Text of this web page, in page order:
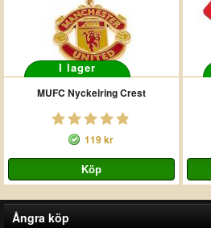
I lager
MUFC Nyckelring Crest
119 kr
Ångra köp